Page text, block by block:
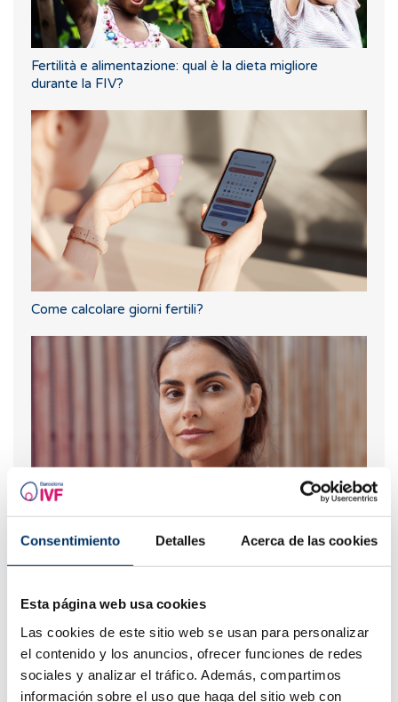
Consentimiento Detalles Acerca de las cookies
Esta página web usa cookies
Las cookies de este sitio web se usan para personalizar
el contenido y los anuncios, ofrecer funciones de redes
sociales y analizar el tráfico. Además, compartimos
información sobre el uso que haga del sitio web con
Fertilità e alimentazione: qual è la dieta migliore
durante la FIV?
Come calcolare giorni fertili?
Quali sono i sintomi dopo un impianto embrionale?